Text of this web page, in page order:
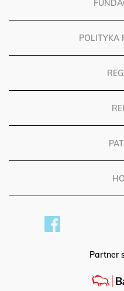
POLITYKA
Partner